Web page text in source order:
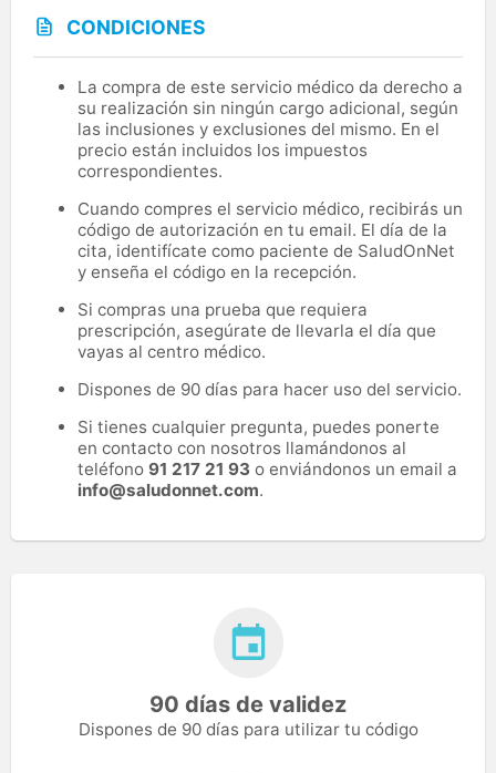
CONDICIONES
La compra de este servicio médico da derecho a
su realización sin ningún cargo adicional, según
las inclusiones y exclusiones del mismo. En el
precio están incluidos los impuestos
correspondientes.
Cuando compres el servicio médico, recibirás un
código de autorización en tu email. El día de la
cita, identifícate como paciente de SaludOnNet
y enseña el código en la recepción.
Si compras una prueba que requiera
prescripción, asegúrate de llevarla el día que
vayas al centro médico.
Dispones de 90 días para hacer uso del servicio.
Si tienes cualquier pregunta, puedes ponerte
en contacto con nosotros llamándonos al
teléfono 91 217 21 93 o enviándonos un email a
info@saludonnet.com.
90 días de validez
Dispones de 90 días para utilizar tu código